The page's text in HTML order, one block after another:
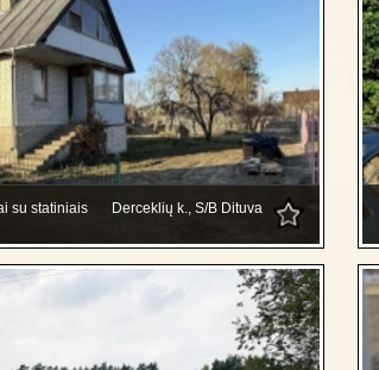
su statiniais
Derceklių k., S/B Dituva